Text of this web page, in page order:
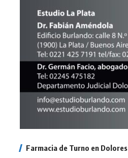
Farmacia de Turno en Dolores